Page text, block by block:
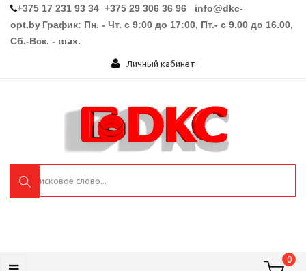
+375 17 231 93 34 +375 29 306 36 96 info@dkc-
opt.by График: Пн. - Чт. с 9:00 до 17:00, Пт.- с 9.00 до 16.00,
Сб.-Вск. - вых.
Личный кабинет
0